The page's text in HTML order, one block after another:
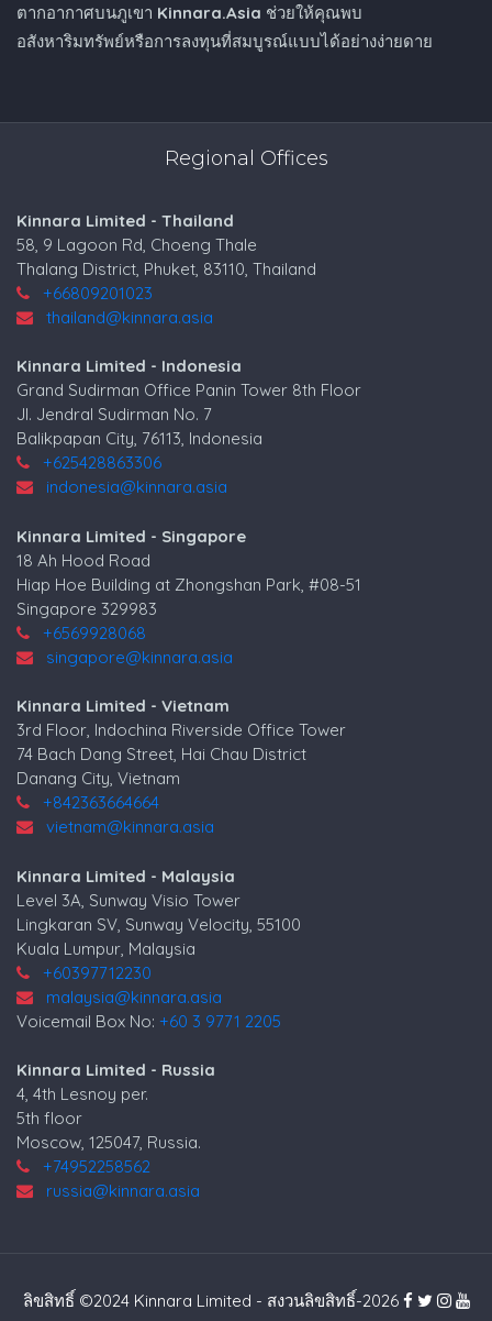
ตากอากาศบนภูเขา Kinnara.Asia ช่วยให้คุณพบ
อสังหาริมทรัพย์หรือการลงทุนที่สมบูรณ์แบบได้อย่างง่ายดาย
Regional Offices
Kinnara Limited - Thailand
58, 9 Lagoon Rd, Choeng Thale
Thalang District, Phuket, 83110, Thailand
+66809201023
thailand@kinnara.asia
Kinnara Limited - Indonesia
Grand Sudirman Office Panin Tower 8th Floor
Jl. Jendral Sudirman No. 7
Balikpapan City, 76113, Indonesia
+625428863306
indonesia@kinnara.asia
Kinnara Limited - Singapore
18 Ah Hood Road
Hiap Hoe Building at Zhongshan Park, #08-51
Singapore 329983
+6569928068
singapore@kinnara.asia
Kinnara Limited - Vietnam
3rd Floor, Indochina Riverside Office Tower
74 Bach Dang Street, Hai Chau District
Danang City, Vietnam
+842363664664
vietnam@kinnara.asia
Kinnara Limited - Malaysia
Level 3A, Sunway Visio Tower
Lingkaran SV, Sunway Velocity, 55100
Kuala Lumpur, Malaysia
+60397712230
malaysia@kinnara.asia
Voicemail Box No: +60 3 9771 2205
Kinnara Limited - Russia
4, 4th Lesnoy per.
5th floor
Moscow, 125047, Russia.
+74952258562
russia@kinnara.asia
ลิขสิทธิ์ ©2024 Kinnara Limited - สงวนลิขสิทธิ์-2026